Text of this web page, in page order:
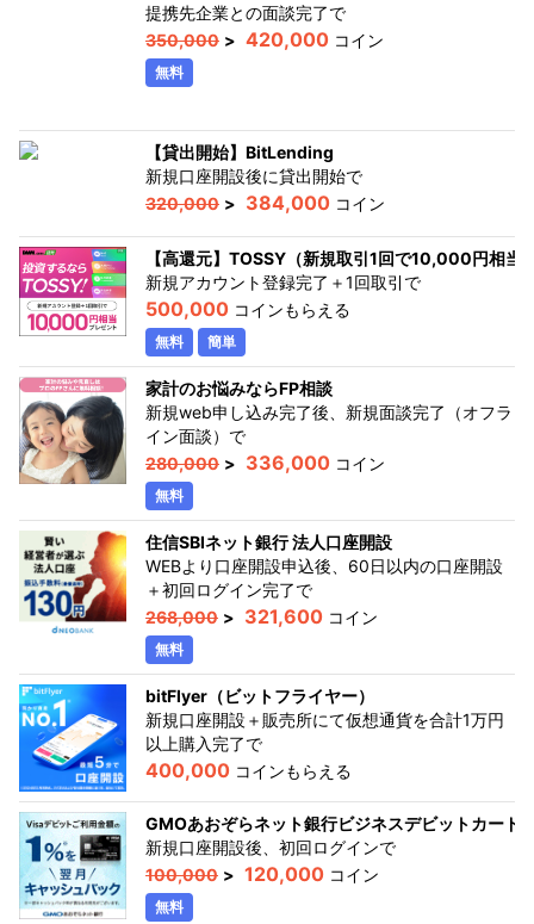
提携先企業との面談完了で
350,000 > 420,000 コイン
無料
【貸出開始】BitLending
新規口座開設後に貸出開始で
320,000 > 384,000 コイン
【高還元】TOSSY（新規取引1回で10,000円相当
新規アカウント登録完了＋1回取引 で
500,000 コインもらえる
無料 簡単
家計のお悩みならFP相談
新規web申し込み完了後、新規面談完了（オフラ
イン面談） で
280,000 > 336,000 コイン
無料
住信SBIネット銀行 法人口座開設
WEBより口座開設申込後、60日以内の口座開設
＋初回ログイン完了で
268,000 > 321,600 コイン
無料
bitFlyer（ビットフライヤー）
新規口座開設＋販売所にて仮想通貨を合計1万円
以上購入完了で
400,000 コインもらえる
GMOあおぞらネット銀行ビジネスデビットカード
新規口座開設後、初回ログインで
100,000 > 120,000 コイン
無料